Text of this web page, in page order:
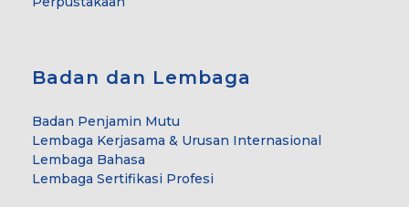
Badan dan Lembaga
Badan Penjamin Mutu
Lembaga Kerjasama & Urusan Internasional
Lembaga Bahasa
Lembaga Sertifikasi Profesi